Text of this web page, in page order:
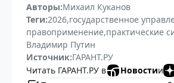
Авторы:Михаил Куканов
Теги:2026,государственное
правоприменение,практические
Владимир Путин
Источник:ГАРАНТ.РУ
Читать ГАРАНТ.РУ в
Новостии